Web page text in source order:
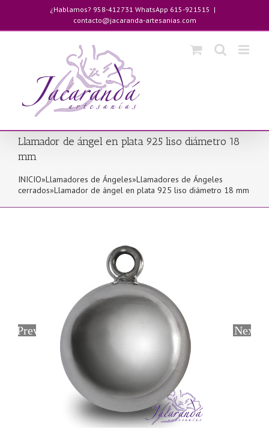
contenido
¿Hablamos? 958-412731 WhatsApp 615-921515 |
contacto@jacaranda-artesanias.com
Llamador de ángel en plata 925 liso diámetro 18
mm
INICIO»Llamadores de Ángeles»Llamadores de Ángeles
cerrados»Llamador de ángel en plata 925 liso diámetro 18 mm
Previous Next